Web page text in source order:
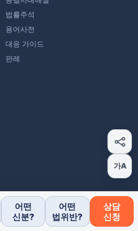
법률주석
용어사전
대응 가이드
판례
가A
어떤
신분?
어떤
법위반?
상담
신청